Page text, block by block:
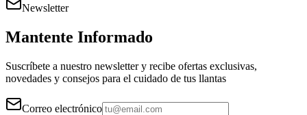
Newsletter
Mantente Informado
Suscríbete a nuestro newsletter y recibe ofertas exclusivas,
novedades y consejos para el cuidado de tus llantas
Correo electrónico